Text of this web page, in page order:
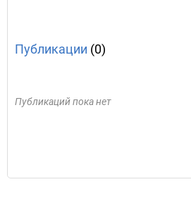
Публикации (0)
Публикаций пока нет